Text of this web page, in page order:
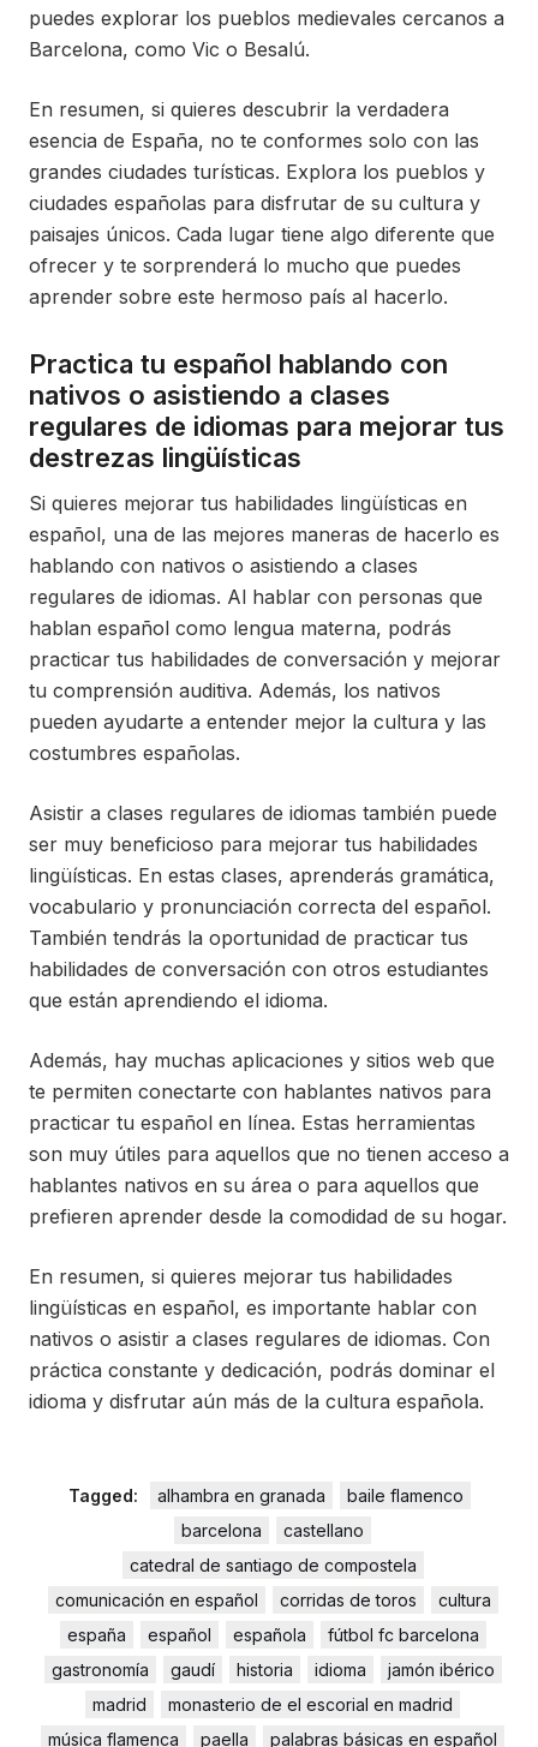
puedes explorar los pueblos medievales cercanos a
Barcelona, como Vic o Besalú.
En resumen, si quieres descubrir la verdadera
esencia de España, no te conformes solo con las
grandes ciudades turísticas. Explora los pueblos y
ciudades españolas para disfrutar de su cultura y
paisajes únicos. Cada lugar tiene algo diferente que
ofrecer y te sorprenderá lo mucho que puedes
aprender sobre este hermoso país al hacerlo.
Practica tu español hablando con
nativos o asistiendo a clases
regulares de idiomas para mejorar tus
destrezas lingüísticas
Si quieres mejorar tus habilidades lingüísticas en
español, una de las mejores maneras de hacerlo es
hablando con nativos o asistiendo a clases
regulares de idiomas. Al hablar con personas que
hablan español como lengua materna, podrás
practicar tus habilidades de conversación y mejorar
tu comprensión auditiva. Además, los nativos
pueden ayudarte a entender mejor la cultura y las
costumbres españolas.
Asistir a clases regulares de idiomas también puede
ser muy beneficioso para mejorar tus habilidades
lingüísticas. En estas clases, aprenderás gramática,
vocabulario y pronunciación correcta del español.
También tendrás la oportunidad de practicar tus
habilidades de conversación con otros estudiantes
que están aprendiendo el idioma.
Además, hay muchas aplicaciones y sitios web que
te permiten conectarte con hablantes nativos para
practicar tu español en línea. Estas herramientas
son muy útiles para aquellos que no tienen acceso a
hablantes nativos en su área o para aquellos que
prefieren aprender desde la comodidad de su hogar.
En resumen, si quieres mejorar tus habilidades
lingüísticas en español, es importante hablar con
nativos o asistir a clases regulares de idiomas. Con
práctica constante y dedicación, podrás dominar el
idioma y disfrutar aún más de la cultura española.
Tagged: alhambra en granada
baile flamenco
barcelona
castellano
catedral de santiago de compostela
comunicación en español
corridas de toros
cultura
españa
español española
fútbol fc barcelona
gastronomía
gaudí historia idioma
jamón ibérico
madrid
monasterio de el escorial en madrid
música flamenca
paella palabras básicas en español